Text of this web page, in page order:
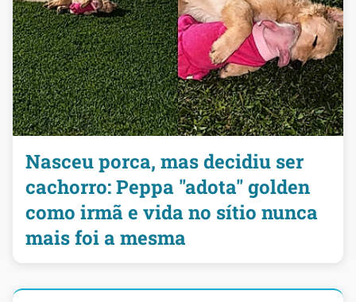
Nasceu porca, mas decidiu ser
cachorro: Peppa "adota" golden
como irmã e vida no sítio nunca
mais foi a mesma